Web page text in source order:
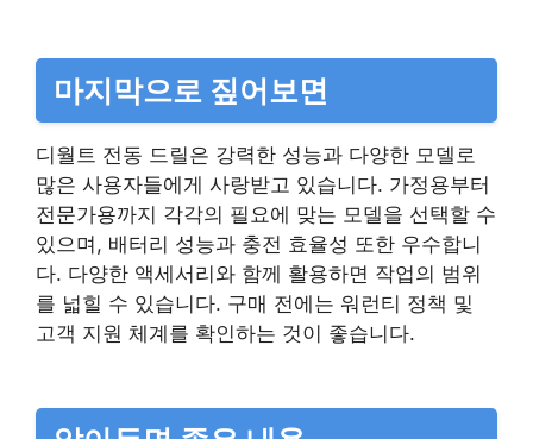
마지막으로 짚어보면
디월트 전동 드릴은 강력한 성능과 다양한 모델로
많은 사용자들에게 사랑받고 있습니다. 가정용부터
전문가용까지 각각의 필요에 맞는 모델을 선택할 수
있으며, 배터리 성능과 충전 효율성 또한 우수합니
다. 다양한 액세서리와 함께 활용하면 작업의 범위
를 넓힐 수 있습니다. 구매 전에는 워런티 정책 및
고객 지원 체계를 확인하는 것이 좋습니다.